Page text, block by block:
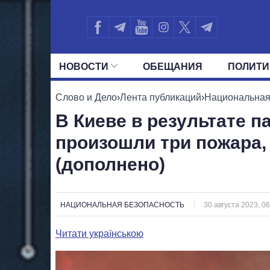
НОВОСТИ ОБЕЩАНИЯ
ВСЕ ПОЛИТИКИ ПРЕЗИДЕНТ И
Слово и Дело›Лента публикаций›
В Киеве в результате
произошли три
(дополнено)
НАЦИОНАЛЬНАЯ БЕЗОПАСНОСТЬ 30 августа 2023,
Читати українською